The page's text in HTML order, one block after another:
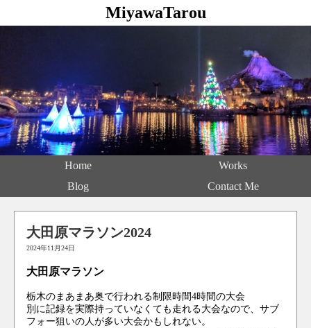
MiyawaTarou
Home
Works
Blog
Contact Me
大田原マラソン2024
2024年11月24日
大田原マラソン
栃木のまあまあ奥で行われる制限時間4時間の大会
別に記録を実際持っていなくても走れる大会なので、サブ
フォー狙いの人が多い大会かもしれない。